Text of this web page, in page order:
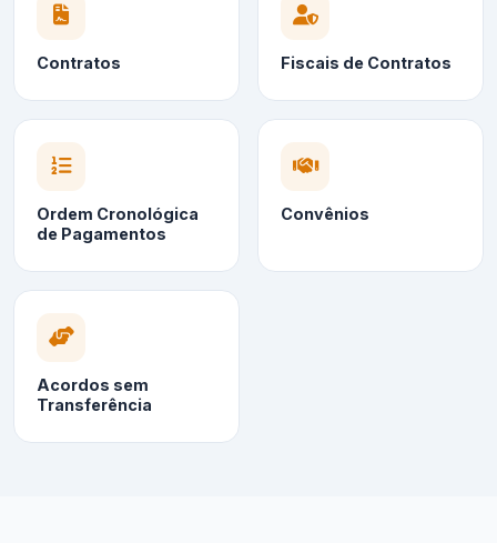
Contratos Fiscais de Contratos
Ordem Cronológica
de Pagamentos
Convênios
Acordos sem
Transferência